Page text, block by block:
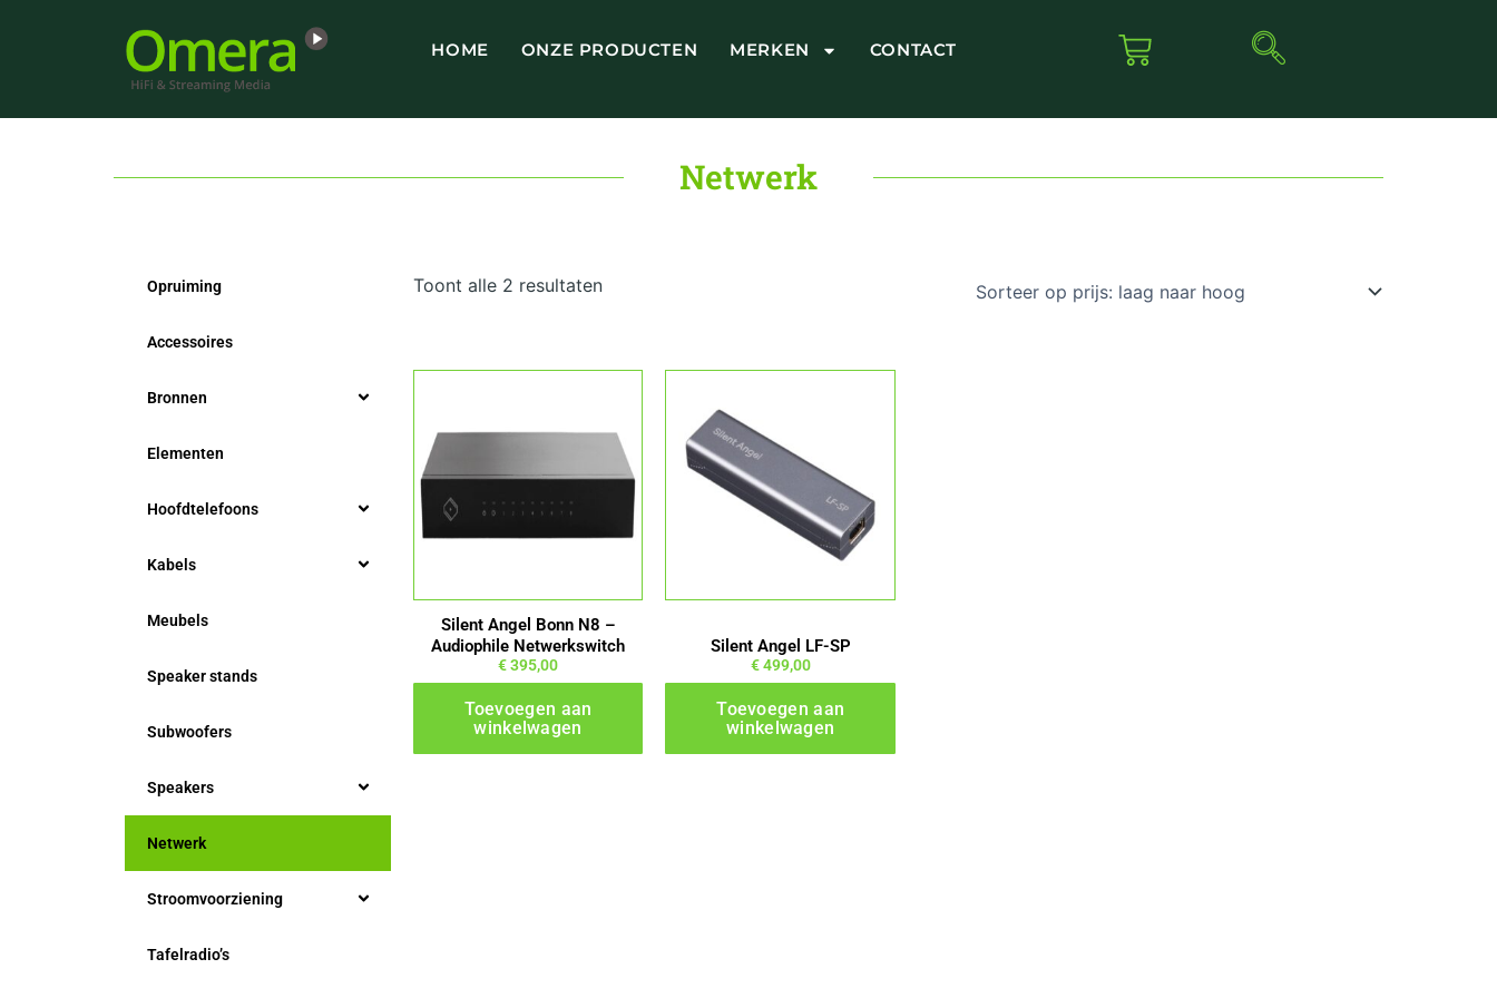
HOME ONZE PRODUCTEN MERKEN CONTACT
Netwerk
Opruiming
Accessoires
Bronnen
Elementen
Hoofdtelefoons
Kabels
Meubels
Speaker stands
Subwoofers
Speakers
Netwerk
Stroomvoorziening
Tafelradio’s
Toont alle 2 resultatenop
Silent Angel Bonn N8 –
Audiophile Netwerkswitch
€395,00
Toevoegen aan
winkelwagen
Silent Angel LF-SP
€499,00
Toevoegen aan
winkelwagen